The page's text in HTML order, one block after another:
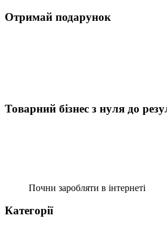
Отримай подарунок
Товарний бізнес з нуля до
Почни заробляти в інтернеті
Категорії